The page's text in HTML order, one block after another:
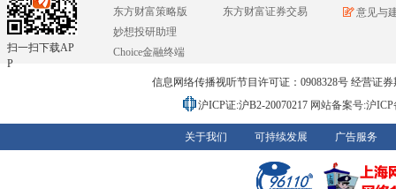
扫一扫下载AP
P
东方财富策略版
妙想投研助理
Choice金融终端
东方财富证券交易
意见与
信息网络传播视听节目许可证：0908328号 经营证
沪ICP证:沪B2-20070217 网站备案号:沪
关于我们 可持续发展 广告服务